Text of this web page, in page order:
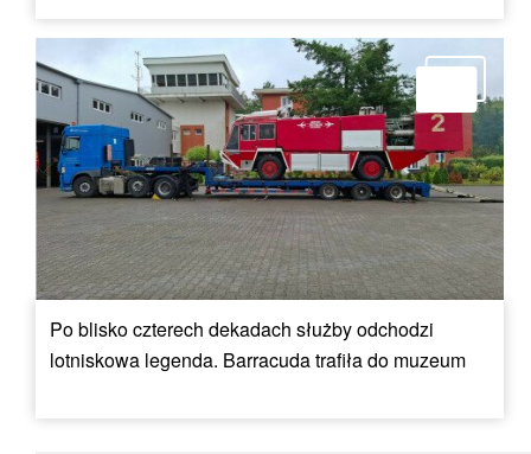
Po blisko czterech dekadach służby odchodzi
lotniskowa legenda. Barracuda trafiła do muzeum